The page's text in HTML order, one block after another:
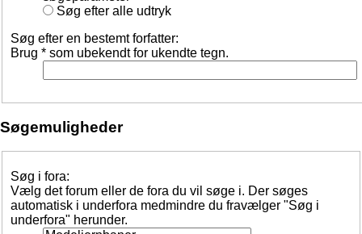
Søg efter alle udtryk
Søg efter en bestemt forfatter:
Brug * som ubekendt for ukendte tegn.
Søgemuligheder
Søg i fora:
Vælg det forum eller de fora du vil søge i. Der søges
automatisk i underfora medmindre du fravælger "Søg i
underfora" herunder.